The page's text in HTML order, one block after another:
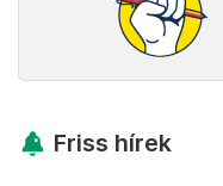
Friss hírek